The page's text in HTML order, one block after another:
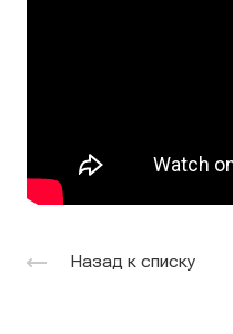
Назад к списку